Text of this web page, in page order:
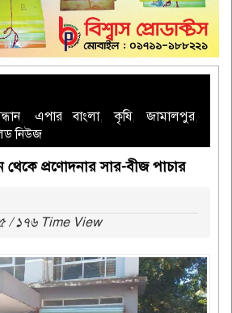
, এপার বাংলা,কৃষি,জামালপুর,
নিউজ
প্রণোদনার সার-বীজ পাচার
/ ১৭৬ Time View